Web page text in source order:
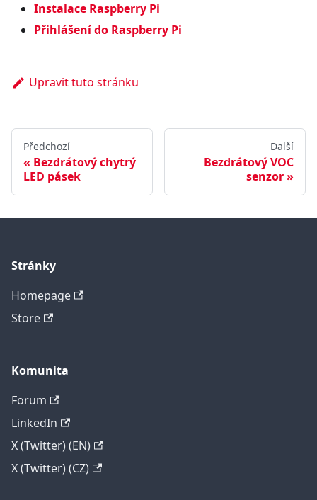
Instalace Raspberry Pi
Přihlášení do Raspberry Pi
Upravit tuto stránku
Předchozí
Bezdrátový chytrý
LED pásek
Další
Bezdrátový VOC
senzor
Stránky
Homepage
Store
Komunita
Forum
LinkedIn
X (Twitter) (EN)
X (Twitter) (CZ)